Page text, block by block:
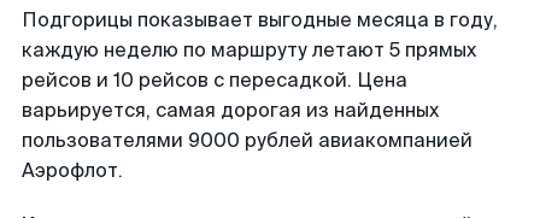
Подгорицы показывает выгодные месяца в году,
каждую неделю по маршруту летают 5 прямых
рейсов и 10 рейсов с пересадкой. Цена
варьируется, самая дорогая из найденных
пользователями 9000 рублей авиакомпанией
Аэрофлот.